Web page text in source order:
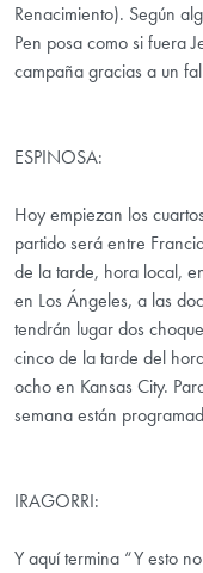
Renacimiento). Según
Pen posa como si fuera
campaña gracias a un
ESPINOSA:
Hoy empiezan los
partido será entre
de la tarde, hora local,
en Los Ángeles, a las
tendrán lugar dos
cinco de la tarde del
ocho en Kansas City.
semana están
IRAGORRI:
Y aquí termina “Y esto